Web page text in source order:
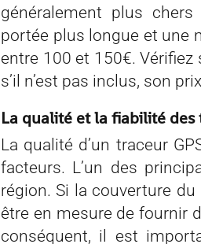
généralement plus
portée plus longue et une
entre 100 et 150€. Vérifiez
s’il n’est pas inclus, son
La qualité et la fiabilité des
La qualité d’un traceur
facteurs. L’un des
région. Si la couverture
être en mesure de fournir
conséquent, il est